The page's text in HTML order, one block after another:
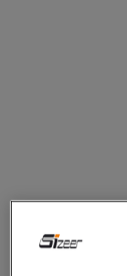
CONFRONT
vyrams, kedai